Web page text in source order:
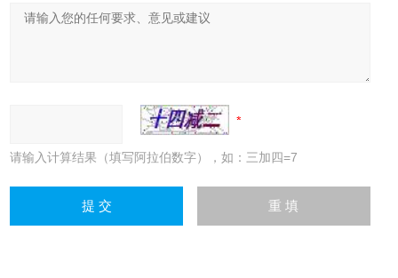
请输入计算结果（填写阿拉伯数字），如：三加四=7